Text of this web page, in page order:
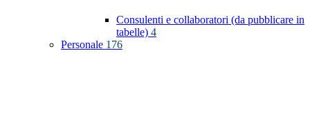
Consulenti e collaboratori (da pubblicare in
tabelle) 4
Personale 176